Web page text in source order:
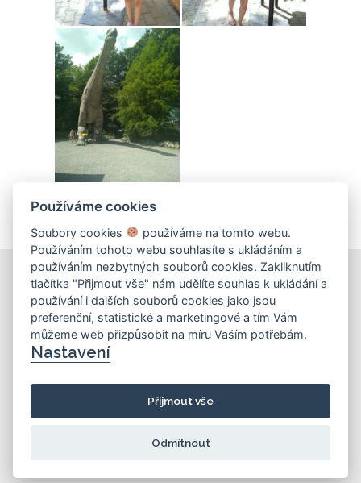
KONTAKT
info@zskosinova.cz
Používáme cookies
Soubory cookies
používáme na tomto webu.
Používáním tohoto webu souhlasíte s ukládáním a
používáním nezbytných souborů cookies. Zakliknutím
tlačítka "Přijmout vše" nám udělíte souhlas k ukládání a
používání i dalších souborů cookies jako jsou
preferenční, statistické a marketingové a tím Vám
můžeme web přizpůsobit na míru Vaším potřebám.
Nastavení
Přijmout vše
Odmítnout